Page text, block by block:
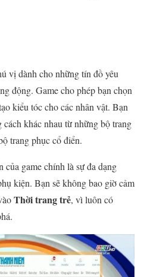
vị dành cho những tín đồ yêu
động. Game cho phép bạn chọn
kiểu tóc cho các nhân vật. Bạn
khác nhau từ những bộ trang
trang phục cổ điển.
game chính là sự đa dạng
kiện. Bạn sẽ không bao giờ cảm
Thời trang trẻ, vì luôn có